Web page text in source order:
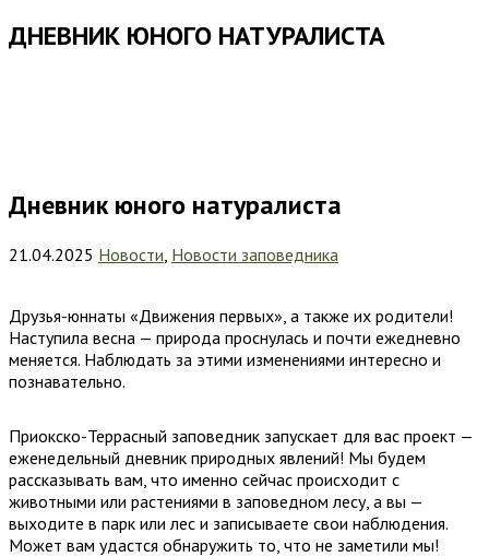
ДНЕВНИК ЮНОГО НАТУРАЛИСТА
Дневник юного натуралиста
21.04.2025 Новости Новости заповедника
Друзья-юннаты «Движения первых», а также их родители!
Наступила весна — природа проснулась и почти ежедневно
меняется. Наблюдать за этими изменениями интересно и
познавательно.
Приокско-Террасный заповедник запускает для вас проект —
еженедельный дневник природных явлений! Мы будем
рассказывать вам, что именно сейчас происходит с
животными или растениями в заповедном лесу, а вы —
выходите в парк или лес и записываете свои наблюдения.
Может вам удастся обнаружить то, что не заметили мы!